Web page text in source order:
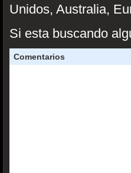
Unidos, Australia,
Si esta buscando
Comentarios